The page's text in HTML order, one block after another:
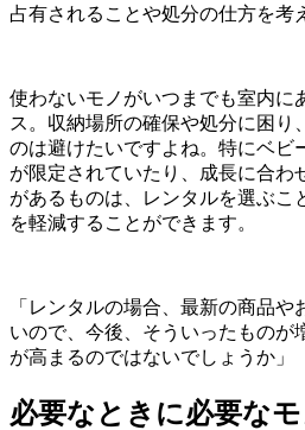
占有されることや処分の仕方を考
使わないモノがいつまでも室内に
ス。収納場所の確保や処分に困り
のは避けたいですよね。特にベビ
が限定されていたり、成長に合わ
があるものは、レンタルを選ぶこ
を軽減することができます。
「レンタルの場合、最新の商品
いので、今後、そういったものが
が高まるのではないでしょうか」
必要なときに必要な